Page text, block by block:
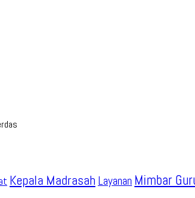
Kepala Madrasah Layanan Mimbar